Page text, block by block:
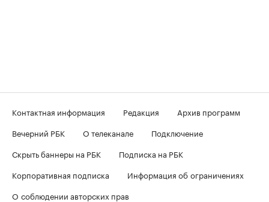
Контактная информация Редакция
Архив программ
Вечерний РБК
О телеканале
Подключение
Скрыть баннеры на РБК
Подписка на РБК
Корпоративная подписка
Информация об ограничениях
О соблюдении авторских прав